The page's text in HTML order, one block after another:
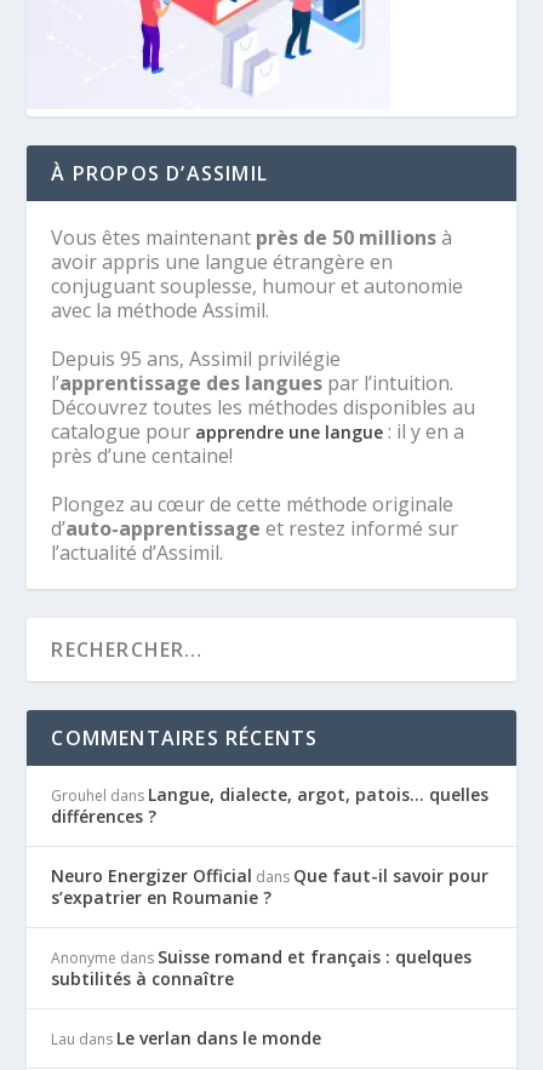
À PROPOS D’ASSIMIL
Vous êtes maintenant près de 50 millionsà
avoir appris une langue étrangère en
conjuguant souplesse, humour et autonomie
avec la méthode Assimil.
Depuis 95 ans, Assimil privilégie
l’apprentissage des langues par l’intuition.
Découvrez toutes les méthodes disponibles au
catalogue pour apprendre une langue : il y en a
près d’une centaine!
Plongez au cœur de cette méthode originale
d’auto-apprentissage et restez informé sur
l’actualité d’Assimil.
COMMENTAIRES RÉCENTS
Grouhel dans Langue, dialecte, argot, patois… quelles
différences ?
Neuro Energizer Official dans Que faut-il savoir pour
s’expatrier en Roumanie ?
Anonyme dans Suisse romand et français : quelques
subtilités à connaître
Lau dans Le verlan dans le monde